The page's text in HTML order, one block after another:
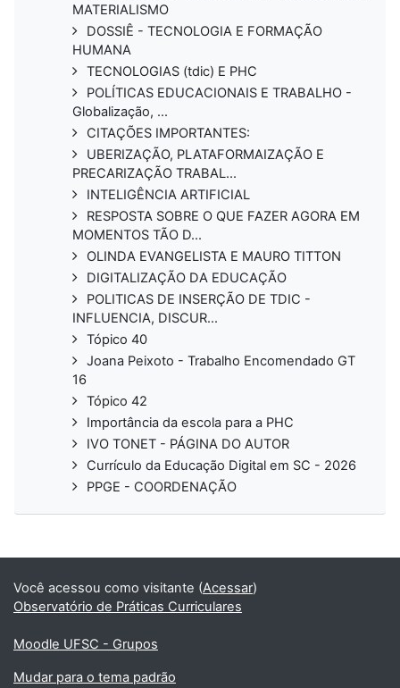
MATERIALISMO
DOSSIÊ - TECNOLOGIA E FORMAÇÃO
HUMANA
TECNOLOGIAS (tdic) E PHC
POLÍTICAS EDUCACIONAIS E TRABALHO -
Globalização, ...
CITAÇÕES IMPORTANTES:
UBERIZAÇÃO, PLATAFORMAIZAÇÃO E
PRECARIZAÇÃO TRABAL...
INTELIGÊNCIA ARTIFICIAL
RESPOSTA SOBRE O QUE FAZER AGORA EM
MOMENTOS TÃO D...
OLINDA EVANGELISTA E MAURO TITTON
DIGITALIZAÇÃO DA EDUCAÇÃO
POLITICAS DE INSERÇÃO DE TDIC -
INFLUENCIA, DISCUR...
Tópico 40
Joana Peixoto - Trabalho Encomendado GT
16
Tópico 42
Importância da escola para a PHC
IVO TONET - PÁGINA DO AUTOR
Currículo da Educação Digital em SC - 2026
PPGE - COORDENAÇÃO
Você acessou como visitante (Acessar)
Observatório de Práticas Curriculares
Moodle UFSC - Grupos
Mudar para o tema padrão